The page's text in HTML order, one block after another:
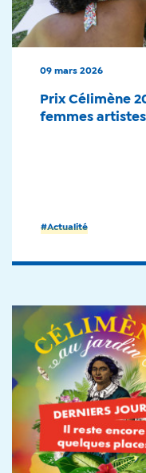
#Actualité
09 mars 2026
Prix Célimène
femmes artistes